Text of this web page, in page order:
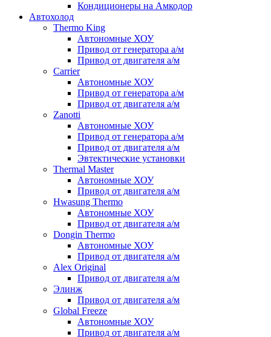
Кондиционеры на Амкодор
Автохолод
Thermo King
Автономные ХОУ
Привод от генератора а/м
Привод от двигателя а/м
Carrier
Автономные ХОУ
Привод от генератора а/м
Привод от двигателя а/м
Zanotti
Автономные ХОУ
Привод от генератора а/м
Привод от двигателя а/м
Эвтектические установки
Thermal Master
Автономные ХОУ
Привод от двигателя а/м
Hwasung Thermo
Автономные ХОУ
Привод от двигателя а/м
Dongin Thermo
Автономные ХОУ
Привод от двигателя а/м
Alex Original
Привод от двигателя а/м
Элинж
Привод от двигателя а/м
Global Freeze
Автономные ХОУ
Привод от двигателя а/м